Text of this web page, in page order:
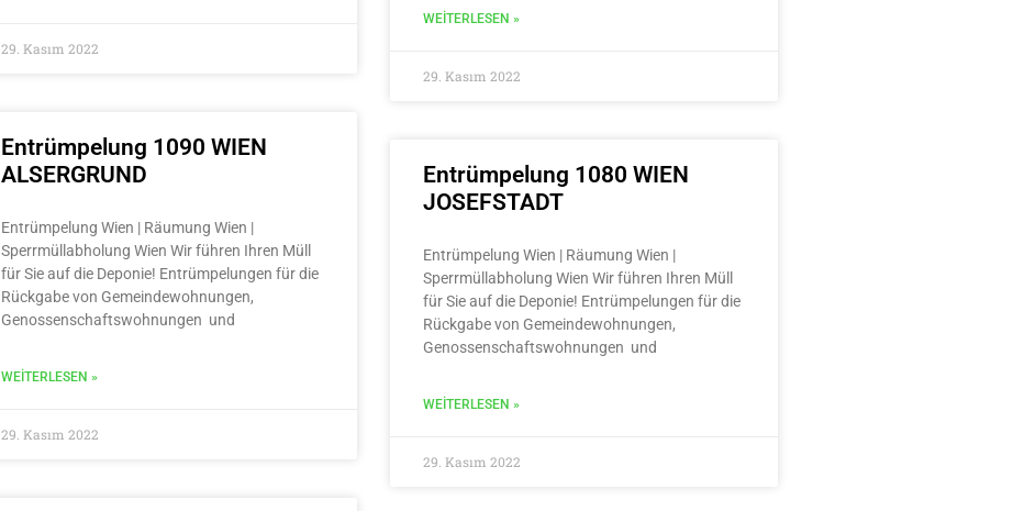
29. Kasım 2022
WEITERLESEN »
29. Kasım 2022
Entrümpelung 1090 WIEN
ALSERGRUND
Entrümpelung Wien | Räumung Wien |
Sperrmüllabholung Wien Wir führen Ihren Müll
für Sie auf die Deponie! Entrümpelungen für die
Rückgabe von Gemeindewohnungen,
Genossenschaftswohnungen und
WEITERLESEN »
29. Kasım 2022
Entrümpelung 1080 WIEN
JOSEFSTADT
Entrümpelung Wien | Räumung Wien |
Sperrmüllabholung Wien Wir führen Ihren Müll
für Sie auf die Deponie! Entrümpelungen für die
Rückgabe von Gemeindewohnungen,
Genossenschaftswohnungen und
WEITERLESEN »
29. Kasım 2022